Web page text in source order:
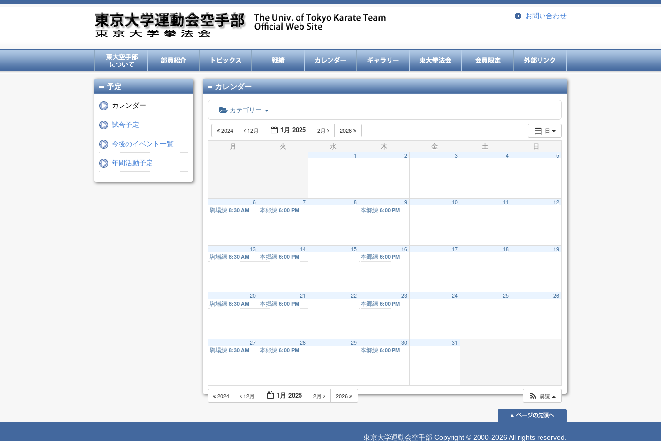
お問い合わせ
予定
カレンダー
試合予定
今後のイベント一覧
年間活動予定
カレンダー
カテゴリー
日
2024 12月 1月 2025 2月 2026
月 火 水 木 金 土 日
1 2 3 4 5
6
駒場練 8:30 AM
7
本郷練 6:00 PM
8 9
本郷練 6:00 PM
10 11 12
13
駒場練 8:30 AM
14
本郷練 6:00 PM
15 16
本郷練 6:00 PM
17 18 19
20
駒場練 8:30 AM
21
本郷練 6:00 PM
22 23
本郷練 6:00 PM
24 25 26
27
駒場練 8:30 AM
28
本郷練 6:00 PM
29 30
本郷練 6:00 PM
31
2024 12月 1月 2025 2月 2026 購読
東京大学運動会空手部 Copyright © 2000-2026 All rights reserved.